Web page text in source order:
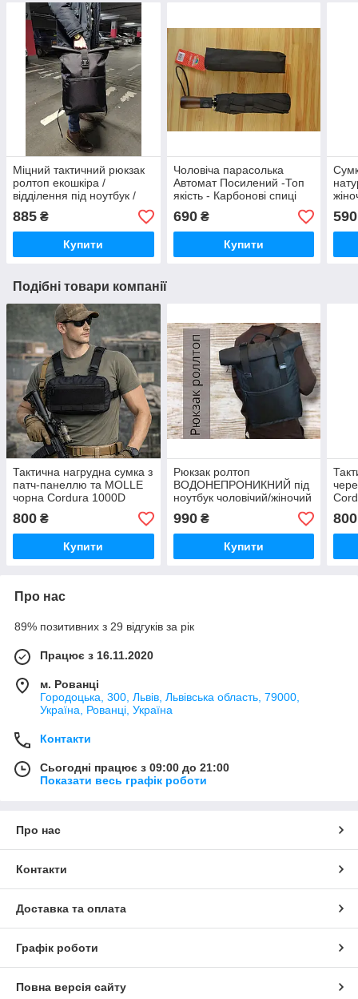
Міцний тактичний рюкзак
ролтоп екошкіра /
відділення під ноутбук /
чоловічий жіночий унісекс
885 ₴
Купити
Чоловіча парасолька
Автомат Посилений -Топ
якість - Карбонові спиці
690₴
Купити
590
Подібні товари компанії
Тактична нагрудна сумка з
патч-панеллю та MOLLE
чорна Cordura 1000D
800 ₴
Купити
Рюкзак ролтоп
ВОДОНЕПРОНИКНИЙ під
ноутбук чоловічий/жіночий
вентилююча спинка та
лямки
990₴
Купити
800
Про нас
89% позитивних з 29 відгуків за рік
Працює з 16.11.2020
м. Рованці
Городоцька, 300, Львів, Львівська область, 79000,
Україна, Рованці, Україна
Контакти
Сьогодні працює з 09:00 до 21:00
Показати весь графік роботи
Про нас
Контакти
Доставка та оплата
Графік роботи
Повна версія сайту